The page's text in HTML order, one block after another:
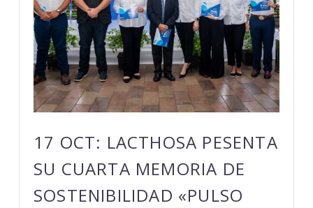
17 OCT: LACTHOSA PESENTA
SU CUARTA MEMORIA DE
SOSTENIBILIDAD «PULSO